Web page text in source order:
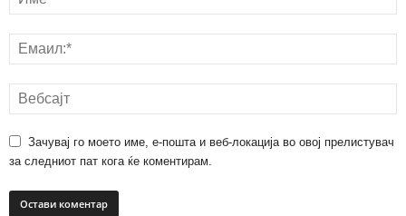
Зачувај го моето име, е-пошта и веб-локација во овој прелистувач
за следниот пат кога ќе коментирам.